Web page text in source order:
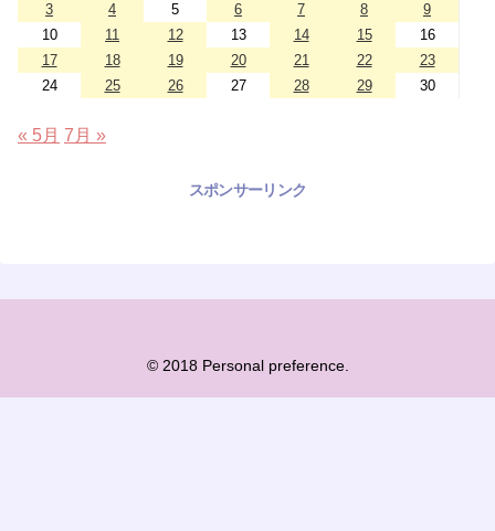
3
4 5 6 7 8
9
10
11 12 13 14 15
16
17
18 19 20 21 22
23
24
25 26 27 28 29 30
« 5月 7月 »
スポンサーリンク
© 2018 Personal preference.